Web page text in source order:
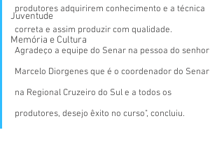
Juventude
Memória e Cultura
produtores adquirirem conhecimento e a técnica
correta e assim produzir com qualidade.
Agradeço a equipe do Senar na pessoa do senhor
Marcelo Diorgenes que é o coordenador do Senar
na Regional Cruzeiro do Sul e a todos os
produtores, desejo êxito no curso", concluiu.